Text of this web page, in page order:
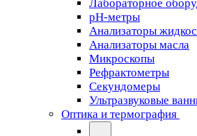
Лабораторное
pH-метры
Анализаторы
Анализаторы масла
Микроскопы
Рефрактометры
Секундомеры
Ультразвуковые
Оптика и термография